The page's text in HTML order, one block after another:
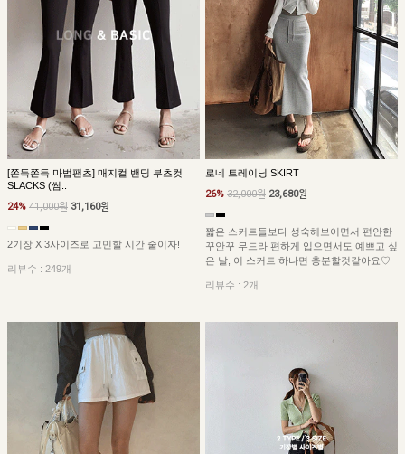
[쫀득쫀득 마법팬츠] 매지컬 밴딩 부츠컷
SLACKS (썸..
24% 41,000원 31,160원
2기장 X 3사이즈로 고민할 시간 줄이자!
리뷰수 : 249개
로네 트레이닝 SKIRT
26% 32,000원 23,680원
짧은 스커트들보다 성숙해보이면서 편안한
꾸안꾸 무드라 편하게 입으면서도 예쁘고 싶
은 날, 이 스커트 하나면 충분할것같아요♡
리뷰수 : 2개